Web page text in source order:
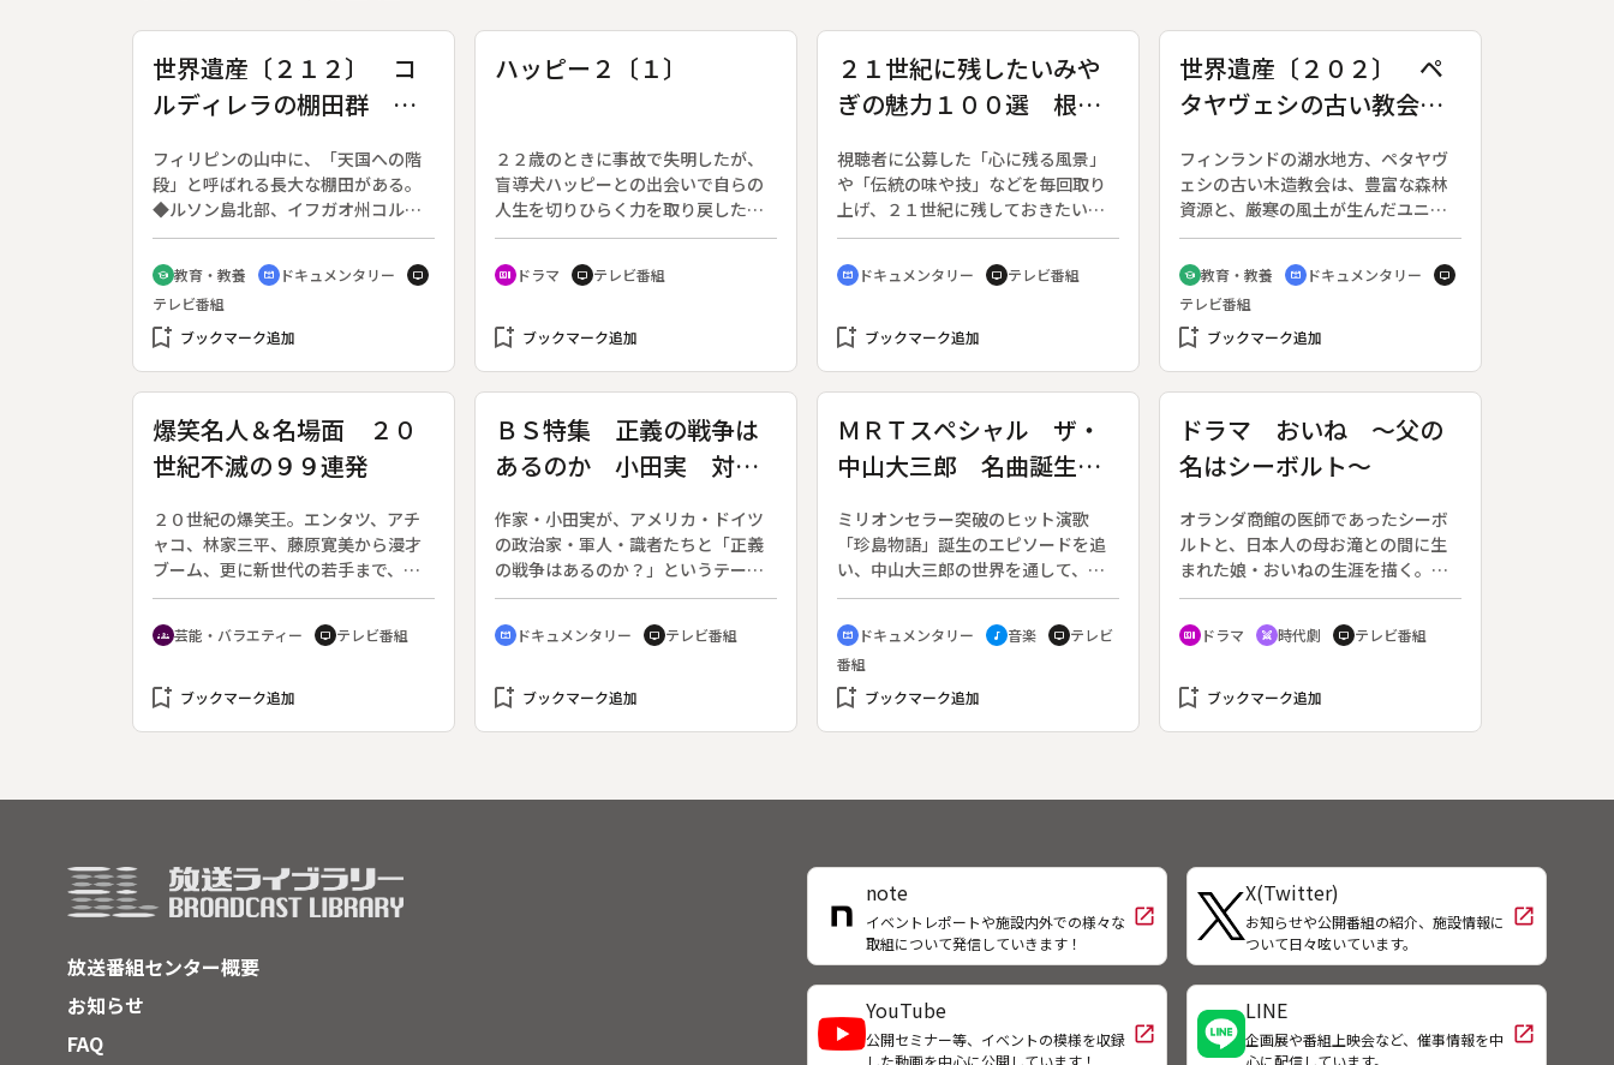
世界遺産〔２１２〕 コ
ルディレラの棚田群 フ
フィリピンの山中に、「天国への階
段」と呼ばれる長大な棚田がある。
◆ルソン島北部、イフガオ州コルデ
ィレラの棚田群は２０００年の歴史
を持つといわれる。急勾配を階段状
に耕して天に至る、その壮大なスケ
ールは、世界にも類がない。◆村人
達は茅葺きの高床式住居に住み、全
を神に托してきたのだ。◆しかし、
村の暮らしは近代化と後継者不足の
中で、今、厳しい現実に直面してい
る。◆コルディレラの棚田群
school 教育・教養 cinematic_blur ドキュメンタリー tv
テレビ番組
bookmark_add ブックマーク追加
ハッピー２〔１〕
２２歳のときに事故で失明したが、
盲導犬ハッピーとの出会いで自らの
人生を切りひらく力を取り戻した香
織。その後の彼女の姿を描くシリー
ズ２作目。（９月２０日終了、全１
０回）◆獣医の夫・昇、５歳の息
日々を過ごす香織。昇の病院の経営
之が、研究室へ来ないかと持ち掛け
る。
recent_actors ドラマ tv テレビ番組
bookmark_add ブックマーク追加
２１世紀に残したいみや
ぎの魅力１００選 根白
視聴者に公募した「心に残る風景」
や「伝統の味や技」などを毎回取り
上げ、２１世紀に残しておきたい
「みやぎのとっておき」を紹介す
る。◆今回は仙台市内に唯一残る木
造校舎の根白石小学校を訪ねる。
cinematic_blur ドキュメンタリー tv テレビ番組
bookmark_add ブックマーク追加
世界遺産〔２０２〕 ペ
タヤヴェシの古い教会
フィンランドの湖水地方、ペタヤヴ
ェシの古い木造教会は、豊富な森林
資源と、厳寒の風土が生んだユニー
クな教会建築だ。◆１７６３年に地
元の一人の大工が、当時ヨーロッパ
中央で盛んだったバロックやロココ
の建築様式を意識しながらも、十字
型の屋根、八角形のドームなど、木
朴な温かさに溢れている。◆近くの
町ケウルーの木造教会も、美しい天
井画が高い評価を得ている。◆ペタ
ヤヴェシの古い教会、ケウルーの教
会
school 教育・教養 cinematic_blur ドキュメンタリー tv
テレビ番組
bookmark_add ブックマーク追加
爆笑名人＆名場面 ２０
世紀不滅の９９連発
２０世紀の爆笑王。エンタツ、アチ
ャコ、林家三平、藤原寛美から漫才
ブーム、更に新世代の若手まで、新
旧お笑い映像の名場面を紹介してい
く新春特番。名場面の他に、横山や
すし、西川きよしコンビの新作漫才
＆Ｂ、紳助竜介、ザ・ぼんちといっ
groups 芸能・バラエティー tv テレビ番組
bookmark_add ブックマーク追加
ＢＳ特集 正義の戦争は
あるのか 小田実 対論
作家・小田実が、アメリカ・ドイツ
の政治家・軍人・識者たちと「正義
の戦争はあるのか？」というテーマ
で熱い対話を交わし、戦争の本質を
探る。◆ベトナム戦争終結から２５
周年を迎えた２０００年４月３０
る集会が多数開かれた。各地の集会
cinematic_blur ドキュメンタリー tv テレビ番組
bookmark_add ブックマーク追加
ＭＲＴスペシャル ザ・
中山大三郎 名曲誕生秘
ミリオンセラー突破のヒット演歌
「珍島物語」誕生のエピソードを追
い、中山大三郎の世界を通して、な
ぜ今演歌なのか、心に残る歌とは何
かをあらためて問う。◆演歌の時代
は終わったかと思われた平成８年
（１９９６）、天童よしみが歌う
「珍島物語」が大ヒットした。中山
物語」がなぜ日本人の心を捉えたの
cinematic_blur ドキュメンタリー music_note 音楽 tv テレビ
番組
bookmark_add ブックマーク追加
ドラマ おいね ～父の
名はシーボルト～
オランダ商館の医師であったシーボ
ルトと、日本人の母お滝との間に生
まれた娘・おいねの生涯を描く。◆
ドイツ人と日本人の娘であるおいね
（宮沢りえ）は、好奇と差別の中で
多感な少女時代を過ごした。世をす
子）は父のシーボルトを誇りにして
井宗謙に師事。やがて宗謙の娘タカ
は感動の再会を果たす。
recent_actors ドラマ swords 時代劇 tv テレビ番組
bookmark_add ブックマーク追加
放送番組センター概要
お知らせ
FAQ
note
イベントレポートや施設内外での様々な
取組について発信していきます！
open_in_new
X(Twitter)
お知らせや公開番組の紹介、施設情報に
ついて日々呟いています。
open_in_new
YouTube
公開セミナー等、イベントの模様を収録 open_in_new
LINE
企画展や番組上映会など、催事情報を中 open_in_new